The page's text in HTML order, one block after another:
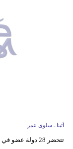
أثينا ـ سلوى عمر
تتحضر 28 دولة عضو في